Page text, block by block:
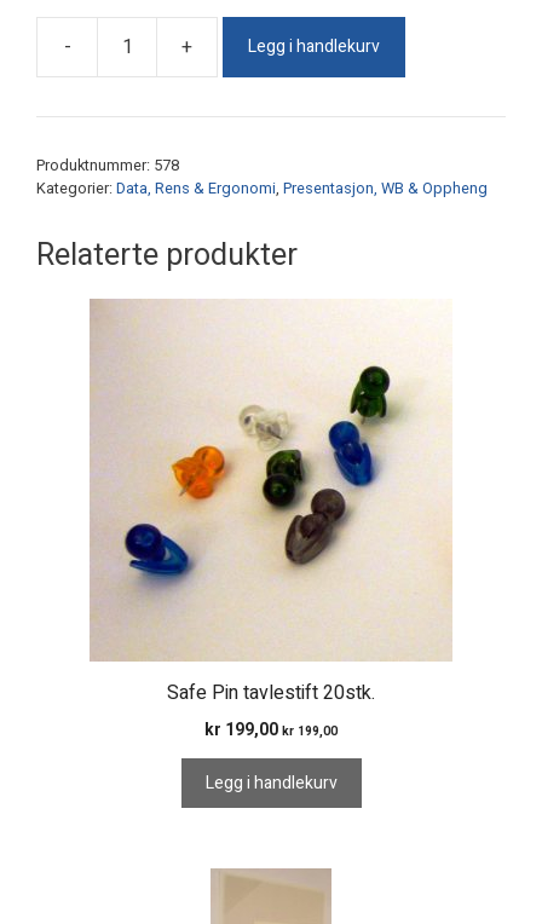
-
Refill
577
antall
+ Legg i handlekurv
Produktnummer: 578
Kategorier: Data, Rens & Ergonomi Presentasjon, WB & Oppheng
Relaterte produkter
Safe Pin tavlestift 20stk.
kr 199,00 kr 199,00
Legg i handlekurv